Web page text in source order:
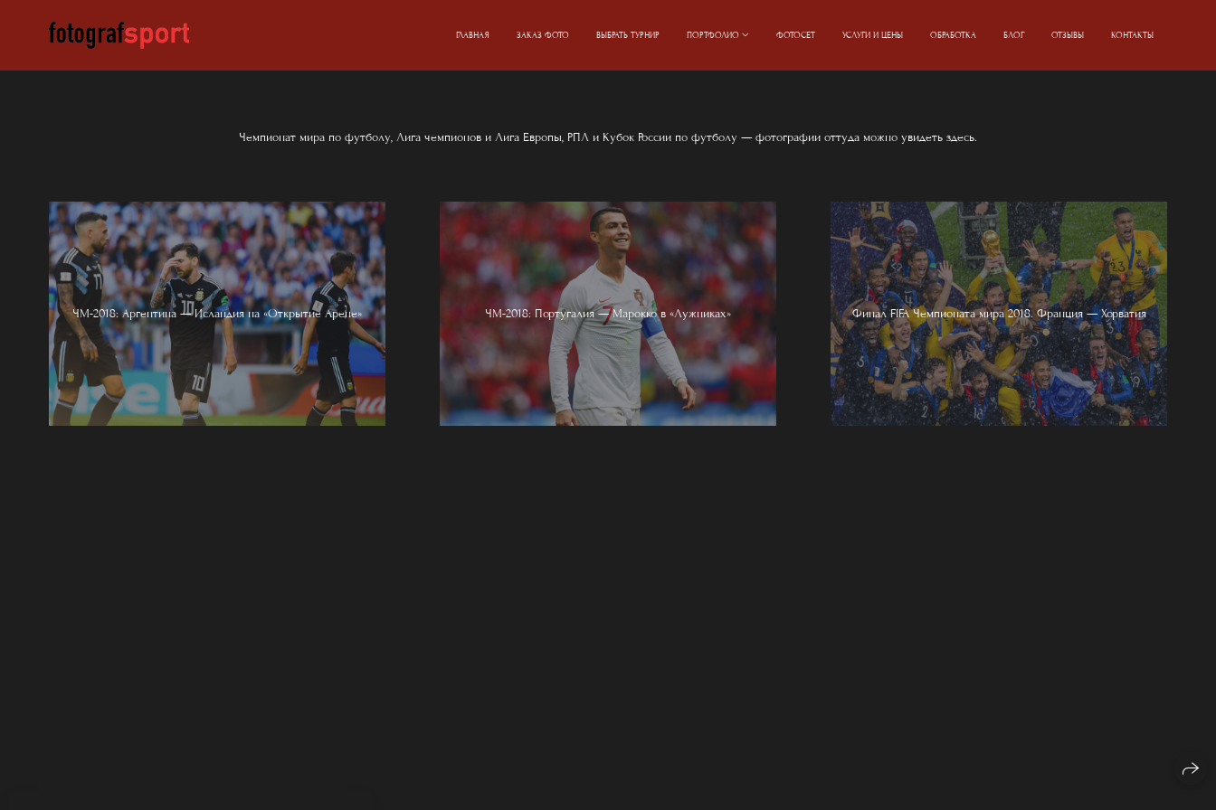
ГЛАВНАЯ ЗАКАЗ ФОТО ВЫБРАТЬ ТУРНИР ПОРТФОЛИО ФОТОСЕТ УСЛУГИ И ЦЕНЫ ОБРАБОТКА БЛОГ ОТЗЫВЫ КОНТАКТЫ
Чемпионат мира по футболу, Лига чемпионов и Лига Европы, РПЛ и Кубок России по футболу — фотографии оттуда можно увидеть здесь.
ЧМ-2018: Аргентина — Исландия на «Открытие Арене» ЧМ-2018: Португалия — Марокко в «Лужниках» Финал FIFA Чемпионата мира 2018. Франция — Хорватия